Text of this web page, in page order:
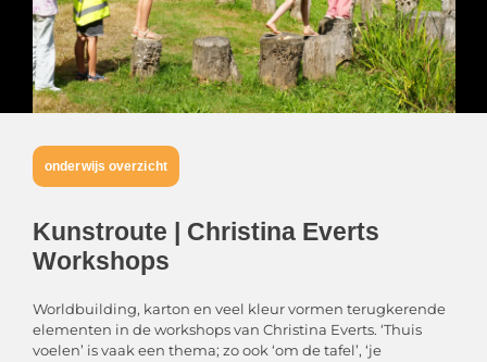
onderwijs overzicht
Kunstroute | Christina Everts
Workshops
Worldbuilding, karton en veel kleur vormen terugkerende
elementen in de workshops van Christina Everts. ‘Thuis
voelen’ is vaak een thema; zo ook ‘om de tafel’, ‘je